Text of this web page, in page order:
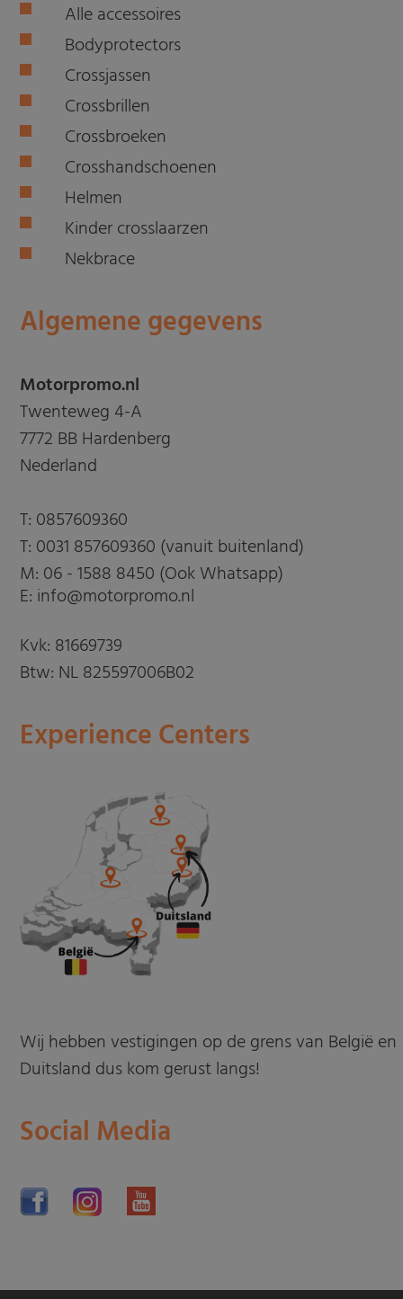
Alle accessoires
Bodyprotectors
Crossjassen
Crossbrillen
Crossbroeken
Crosshandschoenen
Helmen
Kinder crosslaarzen
Nekbrace
Algemene gegevens
Motorpromo.nl
Twenteweg 4-A
7772 BB Hardenberg
Nederland
T: 0857609360
T: 0031 857609360 (vanuit buitenland)
M: 06 - 1588 8450 (Ook Whatsapp)
E: info@motorpromo.nl
Kvk: 81669739
Btw: NL 825597006B02
Experience Centers
Wij hebben vestigingen op de grens van België en
Duitsland dus kom gerust langs!
Social Media